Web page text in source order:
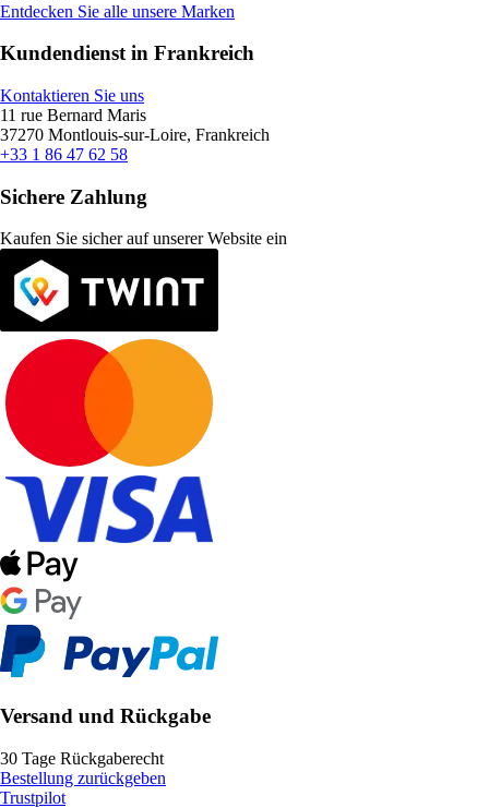
Entdecken Sie alle unsere Marken
Kundendienst in Frankreich
Kontaktieren Sie uns
11 rue Bernard Maris
37270 Montlouis-sur-Loire, Frankreich
+33 1 86 47 62 58
Sichere Zahlung
Kaufen Sie sicher auf unserer Website ein
Versand und Rückgabe
30 Tage Rückgaberecht
Bestellung zurückgeben
Trustpilot